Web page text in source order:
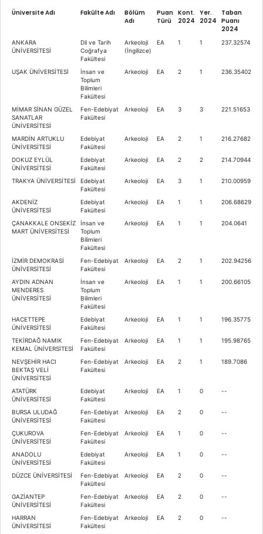
Üniversite Adı Fakülte Adı
Bölüm
Adı
Puan
Türü
Kont.
2024
Yer.
2024
Taban
Puanı
2024
ANKARA
ÜNİVERSİTESİ
Dil ve Tarih
Coğrafya
Fakültesi
Arkeoloji
(İngilizce)
EA 1 1 237.32574
UŞAK ÜNİVERSİTESİ
İnsan ve
Toplum
Bilimleri
Fakültesi
Arkeoloji EA 2 1 236.35402
MİMAR SİNAN GÜZEL
SANATLAR
ÜNİVERSİTESİ
Fen-Edebiyat
Fakültesi
Arkeoloji EA 3 3 221.51653
MARDİN ARTUKLU
ÜNİVERSİTESİ
Edebiyat
Fakültesi
Arkeoloji EA 2 1 216.27682
DOKUZ EYLÜL
ÜNİVERSİTESİ
Edebiyat
Fakültesi
Arkeoloji EA 2 2 214.70944
TRAKYA ÜNİVERSİTESİ
Edebiyat
Fakültesi
Arkeoloji EA 3 1 210.00959
AKDENİZ
ÜNİVERSİTESİ
Edebiyat
Fakültesi
Arkeoloji EA 1 1 206.68629
ÇANAKKALE ONSEKİZ
MART ÜNİVERSİTESİ
İnsan ve
Toplum
Bilimleri
Fakültesi
Arkeoloji EA 1 1 204.0641
İZMİR DEMOKRASİ
ÜNİVERSİTESİ
Fen-Edebiyat
Fakültesi
Arkeoloji EA 2 1 202.94256
AYDIN ADNAN
MENDERES
ÜNİVERSİTESİ
İnsan ve
Toplum
Bilimleri
Fakültesi
Arkeoloji EA 1 1 200.66105
HACETTEPE
ÜNİVERSİTESİ
Edebiyat
Fakültesi
Arkeoloji EA 1 1 196.35775
TEKİRDAĞ NAMIK
KEMAL ÜNİVERSİTESİ
Fen-Edebiyat
Fakültesi
Arkeoloji EA 1 1 195.98765
NEVŞEHİR HACI
BEKTAŞ VELİ
ÜNİVERSİTESİ
Fen-Edebiyat
Fakültesi
Arkeoloji EA 2 1 189.7086
ATATÜRK
ÜNİVERSİTESİ
Edebiyat
Fakültesi
Arkeoloji EA 1 0 --
BURSA ULUDAĞ
ÜNİVERSİTESİ
Fen-Edebiyat
Fakültesi
Arkeoloji EA 2 0 --
ÇUKUROVA
ÜNİVERSİTESİ
Fen-Edebiyat
Fakültesi
Arkeoloji EA 1 0 --
ANADOLU
ÜNİVERSİTESİ
Edebiyat
Fakültesi
Arkeoloji EA 1 0 --
DÜZCE ÜNİVERSİTESİ
Fen-Edebiyat
Fakültesi
Arkeoloji EA 2 0 --
GAZİANTEP
ÜNİVERSİTESİ
Fen-Edebiyat
Fakültesi
Arkeoloji EA 2 0 --
HARRAN
ÜNİVERSİTESİ
Fen-Edebiyat
Fakültesi
Arkeoloji EA 2 0 --